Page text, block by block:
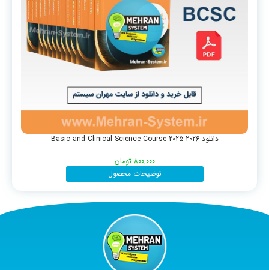
دانلود Basic and Clinical Science Course 2025-2026
800,000 تومان
توضیحات محصول